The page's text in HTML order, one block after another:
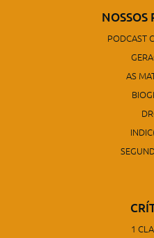
NOSSOS
PODCAST
AS
1